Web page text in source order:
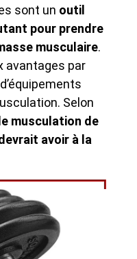
sont un outil
pour prendre
musculaire.
avantages par
Selon
musculation de
avoir à la